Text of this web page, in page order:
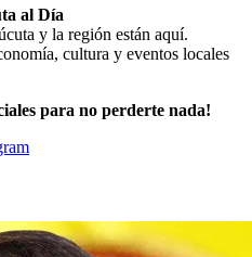
al Día
y la región están aquí.
cultura y eventos locales
para no perderte nada!